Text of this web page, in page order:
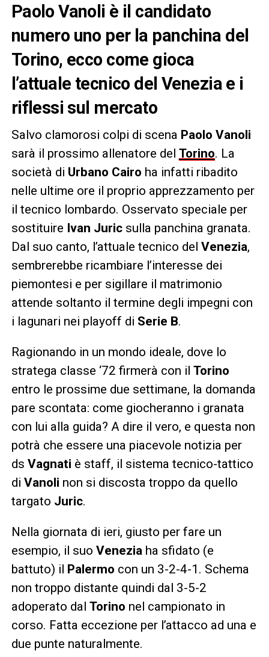
Paolo Vanoli è il candidato
numero uno per la panchina del
Torino, ecco come gioca
l’attuale tecnico del Venezia e i
riflessi sul mercato
Salvo clamorosi colpi di scena Paolo Vanoli
sarà il prossimo allenatore del Torino. La
società di Urbano Cairo ha infatti ribadito
nelle ultime ore il proprio apprezzamento per
il tecnico lombardo. Osservato speciale per
sostituire Ivan Juric sulla panchina granata.
Dal suo canto, l’attuale tecnico del Venezia,
sembrerebbe ricambiare l’interesse dei
piemontesi e per sigillare il matrimonio
attende soltanto il termine degli impegni con
i lagunari nei playoff di Serie B.
Ragionando in un mondo ideale, dove lo
stratega classe ‘72 firmerà con il Torino
entro le prossime due settimane, la domanda
pare scontata: come giocheranno i granata
con lui alla guida? A dire il vero, e questa non
potrà che essere una piacevole notizia per
ds Vagnati è staff, il sistema tecnico-tattico
di Vanoli non si discosta troppo da quello
targato Juric.
Nella giornata di ieri, giusto per fare un
esempio, il suo Venezia ha sfidato (e
battuto) il Palermo con un 3-2-4-1. Schema
non troppo distante quindi dal 3-5-2
adoperato dal Torino nel campionato in
corso. Fatta eccezione per l’attacco ad una e
due punte naturalmente.